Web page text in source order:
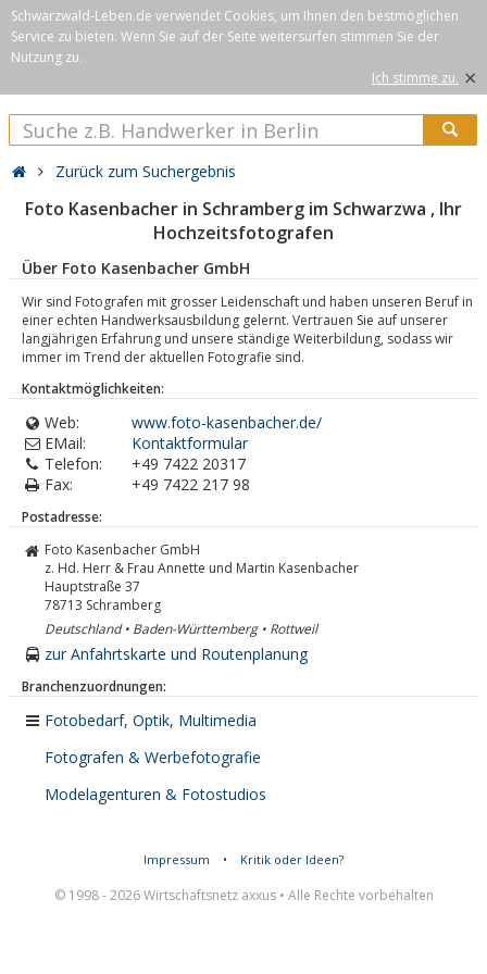
Schwarzwald-Leben.de verwendet Cookies, um Ihnen den bestmöglichen
Service zu bieten. Wenn Sie auf der Seite weitersurfen stimmen Sie der
Nutzung zu.
Ich stimme zu. ×
Zurück zum Suchergebnis
Foto Kasenbacher in Schramberg im Schwarzwa , Ihr
Hochzeitsfotografen
Über Foto Kasenbacher GmbH
Wir sind Fotografen mit grosser Leidenschaft und haben unseren Beruf in
einer echten Handwerksausbildung gelernt. Vertrauen Sie auf unserer
langjährigen Erfahrung und unsere ständige Weiterbildung, sodass wir
immer im Trend der aktuellen Fotografie sind.
Kontaktmöglichkeiten:
Web:
www.foto-kasenbacher.de/
EMail:
Kontaktformular
Telefon:
+49 7422 20317
Fax:
+49 7422 217 98
Postadresse:
Foto Kasenbacher GmbH
z. Hd. Herr & Frau Annette und Martin Kasenbacher
Hauptstraße 37
78713 Schramberg
Deutschland • Baden-Württemberg • Rottweil
zur Anfahrtskarte und Routenplanung
Branchenzuordnungen:
Fotobedarf, Optik, Multimedia
Fotografen & Werbefotografie
Modelagenturen & Fotostudios
Impressum • Kritik oder Ideen?
© 1998 - 2026 Wirtschaftsnetz axxus • Alle Rechte vorbehalten